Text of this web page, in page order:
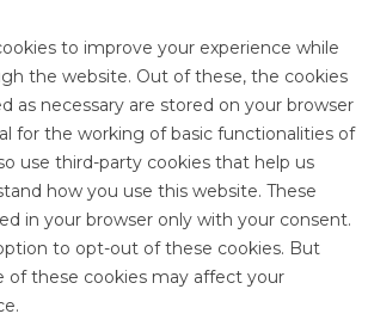
to improve your experience while
the website. Out of these, the cookies
as necessary are stored on your browser
for the working of basic functionalities of
use third-party cookies that help us
how you use this website. These
in your browser only with your consent.
to opt-out of these cookies. But
of these cookies may affect your